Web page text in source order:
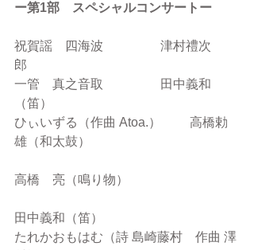
ー第1部　スペシャルコンサートー
祝賀謡　四海波                  津村禮次
郎
一管　真之音取                  田中義和
（笛）
ひぃいずる（作曲 Atoa.） 　　高橋勅
雄（和太鼓）
高橋　亮（鳴り物）
田中義和（笛）
たれかおもはむ（詩 島崎藤村　作曲 澤